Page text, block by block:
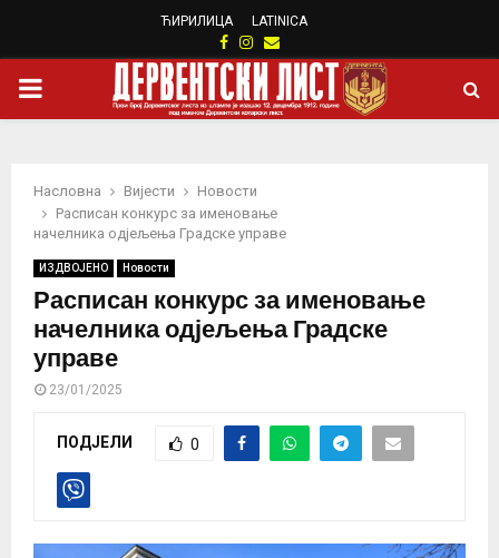
ЋИРИЛИЦА LATINICA
Facebook
Instagram
Email
PRIMARY
Насловна Вијести
Новости
Расписан конкурс за именовање
начелника одјељења Градске управе
ИЗДВОЈЕНО Новости
Расписан конкурс за именовање
начелника одјељења Градске
управе
23/01/2025
ПОДЈЕЛИ 0